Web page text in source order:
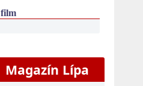
film
Magazín Lípa